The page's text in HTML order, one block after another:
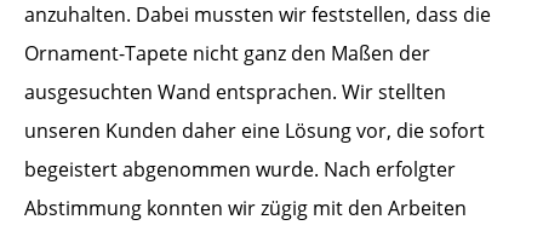
anzuhalten. Dabei mussten wir feststellen, dass die
Ornament-Tapete nicht ganz den Maßen der
ausgesuchten Wand entsprachen. Wir stellten
unseren Kunden daher eine Lösung vor, die sofort
begeistert abgenommen wurde. Nach erfolgter
Abstimmung konnten wir zügig mit den Arbeiten